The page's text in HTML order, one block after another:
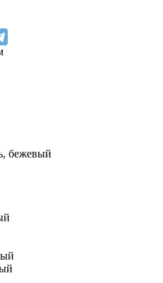
бежевый